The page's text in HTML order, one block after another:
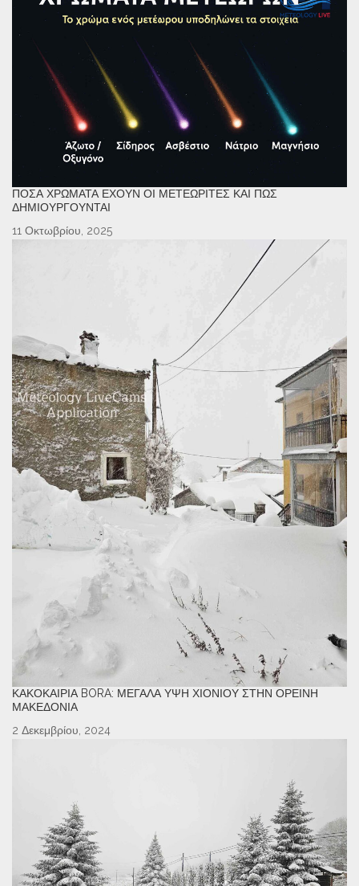
ΠΌΣΑ ΧΡΏΜΑΤΑ ΈΧΟΥΝ ΟΙ ΜΕΤΕΩΡΊΤΕΣ ΚΑΙ ΠΏΣ
ΔΗΜΙΟΥΡΓΟΎΝΤΑΙ
11 Οκτωβρίου, 2025
ΚΑΚΟΚΑΙΡΊΑ BORA: ΜΕΓΆΛΑ ΎΨΗ ΧΙΟΝΙΟΎ ΣΤΗΝ ΟΡΕΙΝΉ
ΜΑΚΕΔΟΝΊΑ
2 Δεκεμβρίου, 2024